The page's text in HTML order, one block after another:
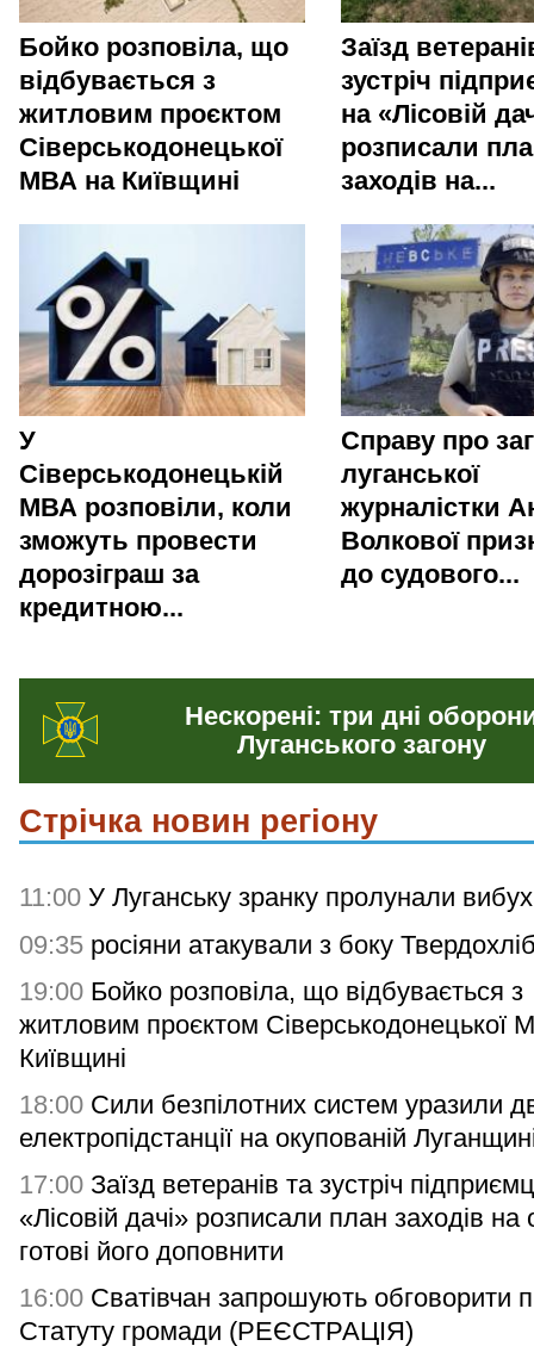
Бойко розповіла, що
відбувається з
житловим проєктом
Сіверськодонецької
МВА на Київщині
Заїзд
зустріч
на «Лісовій
розписали
заходів на...
У
Сіверськодонецькій
МВА розповіли, коли
зможуть провести
дорозіграш за
кредитною...
Справу про
луганської
журналістки
Волкової
до судового...
Нескорені: три дні
Луганського загону
Стрічка новин регіону
11:00 У Луганську зранку пролунали
09:35 росіяни атакували з боку
19:00 Бойко розповіла, що відбувається з
житловим проєктом Сіверськодонецької
Київщині
18:00 Сили безпілотних систем уразили
електропідстанції на окупованій
17:00 Заїзд ветеранів та зустріч
«Лісовій дачі» розписали план заходів на
готові його доповнити
16:00 Сватівчан запрошують обговорити
Статуту громади (РЕЄСТРАЦІЯ)